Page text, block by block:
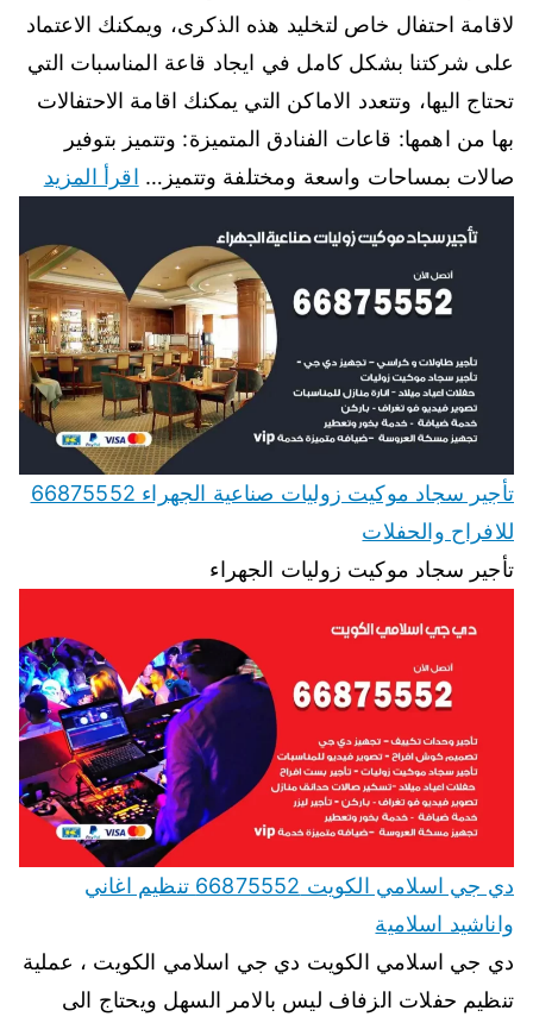
لاقامة احتفال خاص لتخليد هذه الذكرى، ويمكنك الاعتماد
على شركتنا بشكل كامل في ايجاد قاعة المناسبات التي
تحتاج اليها، وتتعدد الاماكن التي يمكنك اقامة الاحتفالات
بها من اهمها: قاعات الفنادق المتميزة: وتتميز بتوفير
صالات بمساحات واسعة ومختلفة وتتميز… اقرأ المزيد
تأجير سجاد موكيت زوليات صناعية الجهراء 66875552
للافراح والحفلات
تأجير سجاد موكيت زوليات الجهراء
دي جي اسلامي الكويت 66875552 تنظيم اغاني
واناشيد اسلامية
دي جي اسلامي الكويت دي جي اسلامي الكويت ، عملية
تنظيم حفلات الزفاف ليس بالامر السهل ويحتاج الى